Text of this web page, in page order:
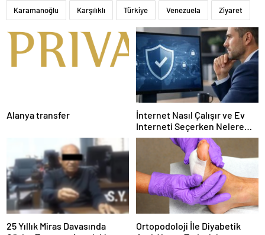
Karamanoğlu Karşılıklı Türkiye Venezuela Ziyaret
Alanya transfer
İnternet Nasıl Çalışır ve Ev
Interneti Seçerken Nelere
Dikkat Etmelisiniz
25 Yıllık Miras Davasında
Ortopodoloji İle Diyabetik